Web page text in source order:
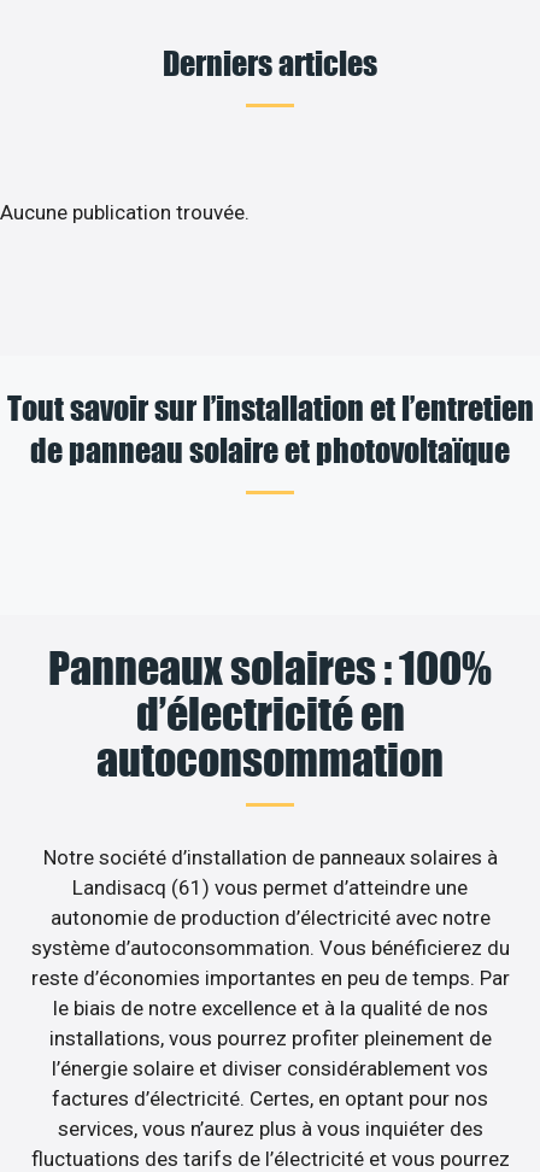
Derniers articles
Aucune publication trouvée.
Tout savoir sur l’installation et l’entretien
de panneau solaire et photovoltaïque
Panneaux solaires : 100%
d’électricité en
autoconsommation
Notre société d’installation de panneaux solaires à
Landisacq (61) vous permet d’atteindre une
autonomie de production d’électricité avec notre
système d’autoconsommation. Vous bénéficierez du
reste d’économies importantes en peu de temps. Par
le biais de notre excellence et à la qualité de nos
installations, vous pourrez profiter pleinement de
l’énergie solaire et diviser considérablement vos
factures d’électricité. Certes, en optant pour nos
services, vous n’aurez plus à vous inquiéter des
fluctuations des tarifs de l’électricité et vous pourrez